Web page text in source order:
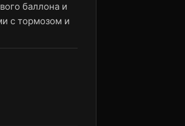
баллона и
с тормозом и